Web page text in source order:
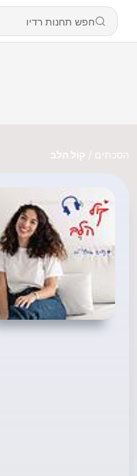
הסכתים קוֹל הלב